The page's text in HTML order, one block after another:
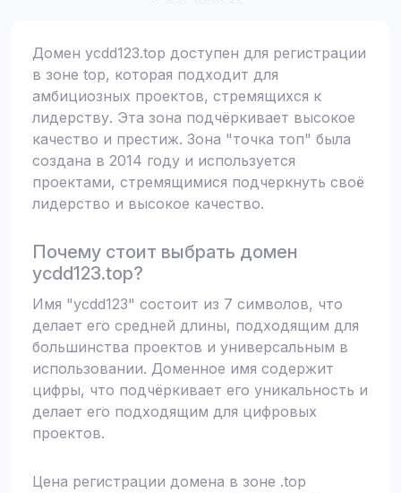
Домен ycdd123.top доступен для регистрации
в зоне top, которая подходит для
амбициозных проектов, стремящихся к
лидерству. Эта зона подчёркивает высокое
качество и престиж. Зона "точка топ" была
создана в 2014 году и используется
проектами, стремящимися подчеркнуть своё
лидерство и высокое качество.
Почему стоит выбрать домен
ycdd123.top?
Имя "ycdd123" состоит из 7 символов, что
делает его средней длины, подходящим для
большинства проектов и универсальным в
использовании. Доменное имя содержит
цифры, что подчёркивает его уникальность и
делает его подходящим для цифровых
проектов.
Цена регистрации домена в зоне .top